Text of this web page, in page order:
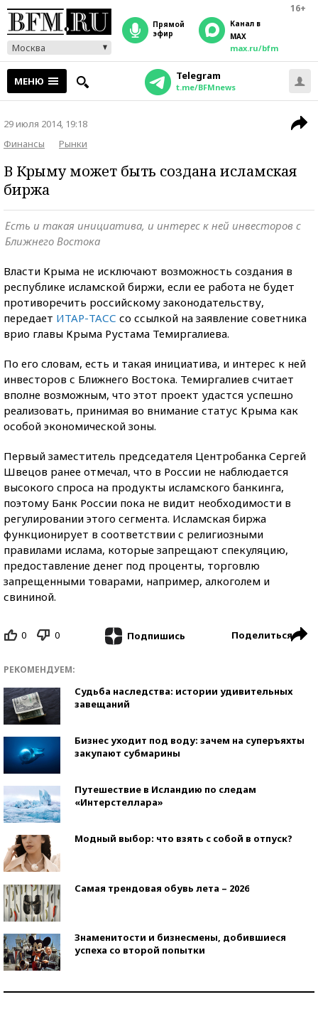
16+
Москва
прямой
эфир
Канал в
MAX
max.ru/bfm
МЕНЮ Telegram
t.me/BFMnews
29 июля 2014, 19:18
Финансы
Рынки
В Крыму может быть создана исламская
биржа
Есть и такая инициатива, и интерес к ней инвесторов с
Ближнего Востока
Власти Крыма не исключают возможность создания в
республике исламской биржи, если ее работа не будет
противоречить российскому законодательству,
передает ИТАР-ТАСС со ссылкой на заявление советника
врио главы Крыма Рустама Темиргалиева.
По его словам, есть и такая инициатива, и интерес к ней
инвесторов с Ближнего Востока. Темиргалиев считает
вполне возможным, что этот проект удастся успешно
реализовать, принимая во внимание статус Крыма как
особой экономической зоны.
Первый заместитель председателя Центробанка Сергей
Швецов ранее отмечал, что в России не наблюдается
высокого спроса на продукты исламского банкинга,
поэтому Банк России пока не видит необходимости в
регулировании этого сегмента. Исламская биржа
функционирует в соответствии с религиозными
правилами ислама, которые запрещают спекуляцию,
предоставление денег под проценты, торговлю
запрещенными товарами, например, алкоголем и
свининой.
0 0 Подпишись Поделиться
РЕКОМЕНДУЕМ:
Судьба наследства: истории удивительных
завещаний
Бизнес уходит под воду: зачем на суперъяхты
закупают субмарины
Путешествие в Исландию по следам
«Интерстеллара»
Модный выбор: что взять с собой в отпуск?
Самая трендовая обувь лета – 2026
Знаменитости и бизнесмены, добившиеся
успеха со второй попытки